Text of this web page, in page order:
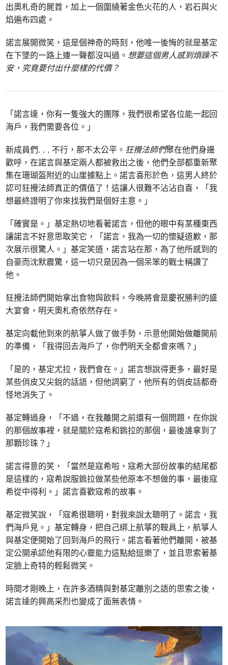
出奧札奇的屍首，加上一個圍繞著金色火花的人，岩石與火
焰遍布四處。
諾言展開微笑，這是個神奇的時刻，他唯一後悔的就是基定
在下墜的一路上連一聲都沒叫過。 想要這個男人感到煩躁不
安，究竟要付出什麼樣的代價？
「諾言達，你有一隻強大的團隊，我們很希望各位能一起回
海戶，我們需要各位。」
新成員們. . . 不行，那不太公平。 狂攪法師們聚在他們身邊
歡呼，在諾言與基定兩人都被救出之後，他們全部都重新聚
集在珊瑚盔附近的山崖據點上。諾言喜形於色，這男人終於
認可狂攪法師真正的價值了！這讓人很難不沾沾自喜，「我
想最終證明了你來找我們是個好主意。」
「確實是。」基定熱切地看著諾言，但他的眼中有某種東西
讓諾言不好意思取笑它，「諾言，我為一切的懷疑道歉，那
次展示很驚人。」基定笑道，諾言站在那，為了他所感到的
自豪而沈默震驚，這一切只是因為一個呆笨的戰士稱讚了
他。
狂攪法師們開始拿出食物與飲料，今晚將會是慶祝勝利的盛
大宴會，明天奧札奇依然存在。
基定向載他到來的航箏人做了做手勢，示意他開始做離開前
的準備，「我得回去海戶了，你們明天全都會來嗎？」
「是的，基定尤拉，我們會在。」諾言想說得更多，最好是
某些俏皮又尖銳的話語，但他詞窮了，他所有的俏皮話都奇
怪地消失了。
基定轉過身，「不過，在我離開之前還有一個問題，在你說
的那個故事裡，就是關於寇希和鎢拉的那個，最後誰拿到了
那顆珍珠？」
諾言得意的笑，「當然是寇希啦，寇希大部份故事的結尾都
是這樣的，寇希說服鎢拉做某些他原本不想做的事，最後寇
希從中得利。」諾言喜歡寇希的故事。
基定微笑說，「寇希很聰明，對我來說太聰明了。諾言，我
們海戶見。」基定轉身，把自己綁上航箏的鞍具上，航箏人
與基定便開始了回到海戶的飛行。諾言看著他們離開，被基
定公開承認他有限的心靈能力這點給逗樂了，並且思索著基
定臉上奇特的輕鬆微笑。
時間才剛晚上，在許多酒精與對基定離別之語的思索之後，
諾言達的興高采烈也變成了面無表情。